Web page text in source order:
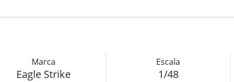
Eagle Strike 1/48